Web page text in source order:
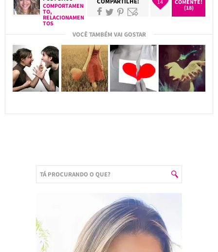
COMPORTAMEN
TO,
RELACIONAMEN
TOS
14
COMENTE!
(18)
VOCÊ TAMBÉM VAI GOSTAR